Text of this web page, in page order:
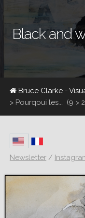
Black and
Bruce Clarke -
> Pourqoui les... (9 >
Newsletter /